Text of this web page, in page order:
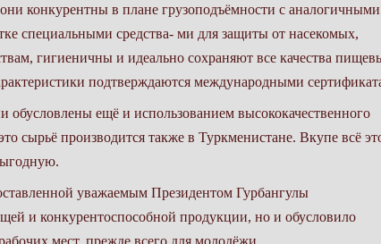
конкурентны в плане грузоподъёмности с аналогичными
специальными средства- ми для защиты от насекомых,
гигиеничны и идеально сохраняют все качества
подтверждаются международными
ещё и использованием высококачественного
сырьё производится также в Туркменистане. Вкупе всё
уважаемым Президентом Гурбангулы
и конкурентоспособной продукции, но и обусловило